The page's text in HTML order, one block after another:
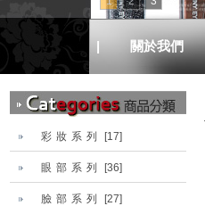
| 關於我們
彩妝系列 [17]
眼部系列 [36]
臉部系列 [27]